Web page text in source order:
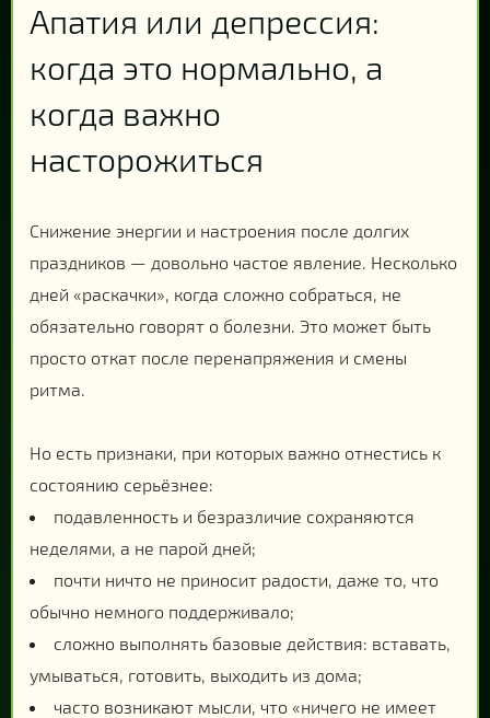
Апатия или депрессия:
когда это нормально, а
когда важно
насторожиться
Снижение энергии и настроения после долгих
праздников — довольно частое явление. Несколько
дней «раскачки», когда сложно собраться, не
обязательно говорят о болезни. Это может быть
просто откат после перенапряжения и смены
ритма.
Но есть признаки, при которых важно отнестись к
состоянию серьёзнее:
подавленность и безразличие сохраняются
неделями, а не парой дней;
почти ничто не приносит радости, даже то, что
обычно немного поддерживало;
сложно выполнять базовые действия: вставать,
умываться, готовить, выходить из дома;
часто возникают мысли, что «ничего не имеет